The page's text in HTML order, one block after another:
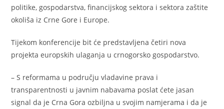
politike, gospodarstva, financijskog sektora i sektora zaštite
okoliša iz Crne Gore i Europe.
Tijekom konferencije bit će predstavljena četiri nova
projekta europskih ulaganja u crnogorsko gospodarstvo.
– S reformama u području vladavine prava i
transparentnosti u javnim nabavama poslat ćete jasan
signal da je Crna Gora ozbiljna u svojim namjerama i da je